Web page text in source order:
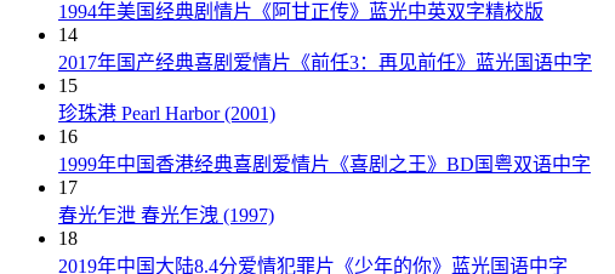
1994年美国经典剧情片《阿甘正传》蓝光中英双字精校版
14
2017年国产经典喜剧爱情片《前任3：再见前任》蓝光国语中字
15
珍珠港 Pearl Harbor (2001)
16
1999年中国香港经典喜剧爱情片《喜剧之王》BD国粤双语中字
17
春光乍泄 春光乍洩 (1997)
18
2019年中国大陆8.4分爱情犯罪片《少年的你》蓝光国语中字